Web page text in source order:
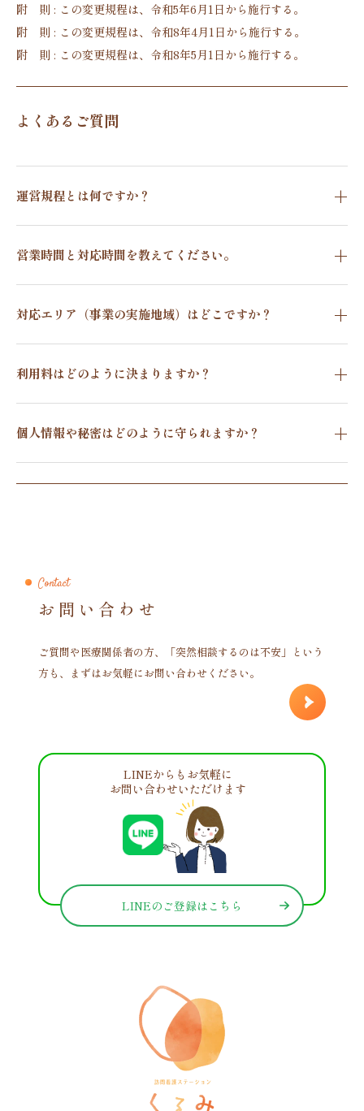
附 則 : この変更規程は、令和5年6月1日から施行する。
附 則 : この変更規程は、令和8年4月1日から施行する。
附 則 : この変更規程は、令和8年5月1日から施行する。
よくあるご質問
運営規程とは何ですか？
営業時間と対応時間を教えてください。
対応エリア（事業の実施地域）はどこですか？
利用料はどのように決まりますか？
個人情報や秘密はどのように守られますか？
Contact
お問い合わせ
ご質問や医療関係者の方、「突然相談するのは不安」という
方も、まずはお気軽にお問い合わせください。
LINEからもお気軽に
お問い合わせいただけます
LINEのご登録はこちら